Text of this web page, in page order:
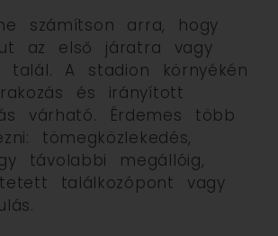
számítson arra, hogy
az első járatra vagy
talál. A stadion környékén
és irányított
várható. Érdemes több
tömegközlekedés,
távolabbi megállóig,
találkozópont vagy